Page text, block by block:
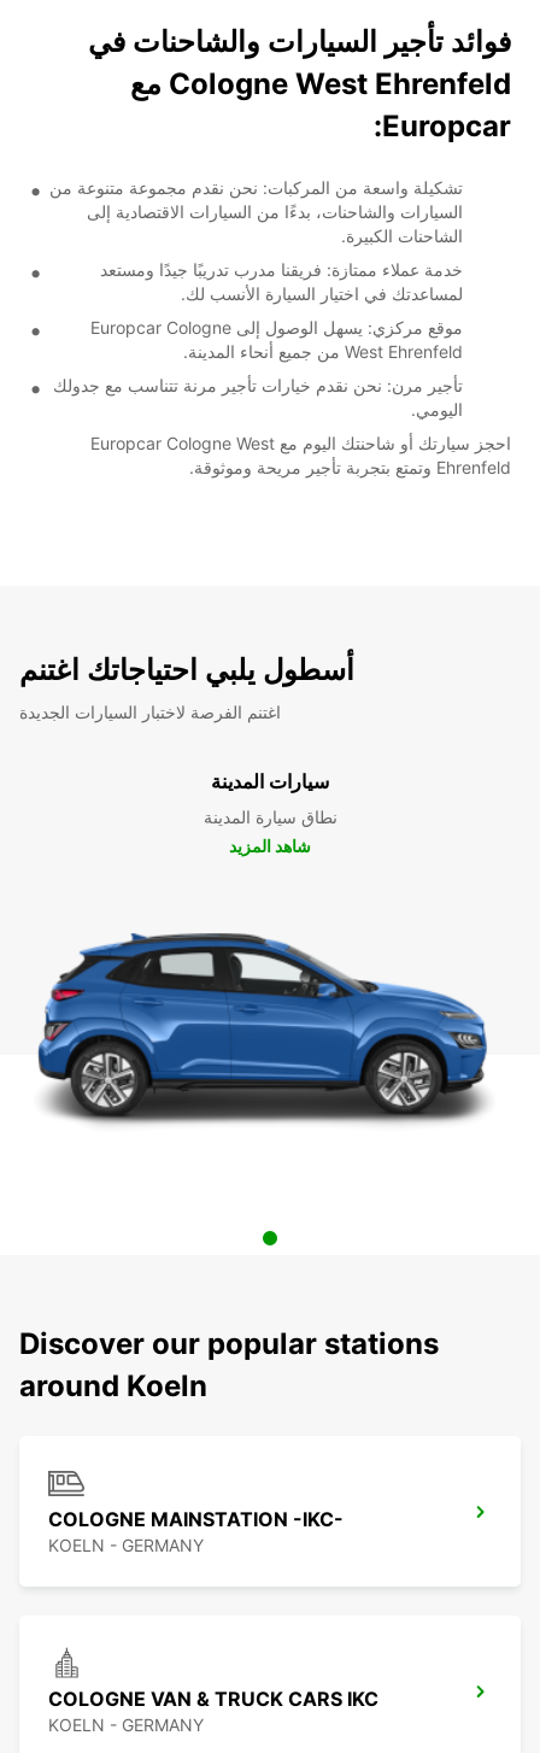
فوائد تأجير السيارات والشاحنات في
Cologne West Ehrenfeld مع
Europcar:
تشكيلة واسعة من المركبات: نحن نقدم مجموعة متنوعة من
السيارات والشاحنات، بدءًا من السيارات الاقتصادية إلى
الشاحنات الكبيرة.
خدمة عملاء ممتازة: فريقنا مدرب تدريبًا جيدًا ومستعد
لمساعدتك في اختيار السيارة الأنسب لك.
موقع مركزي: يسهل الوصول إلى Europcar Cologne
West Ehrenfeld من جميع أنحاء المدينة.
تأجير مرن: نحن نقدم خيارات تأجير مرنة تتناسب مع جدولك
اليومي.
احجز سيارتك أو شاحنتك اليوم مع Europcar Cologne West
Ehrenfeld وتمتع بتجربة تأجير مريحة وموثوقة.
أسطول يلبي احتياجاتك اغتنم
اغتنم الفرصة لاختبار السيارات الجديدة
سيارات المدينة
نطاق سيارة المدينة
شاهد المزيد
Discover our popular stations
around Koeln
COLOGNE MAINSTATION -IKC-
KOELN - GERMANY
COLOGNE VAN & TRUCK CARS IKC
KOELN - GERMANY